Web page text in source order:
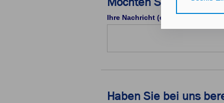
Gerät bzw.
25 Abs. 1
Durch den
mit
Ihre Nachricht (optional)
Haben Sie bei uns